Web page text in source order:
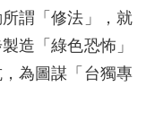
謂「修法」，就
造「綠色恐怖」
為圖謀「台獨專